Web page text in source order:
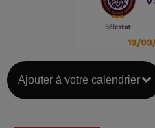
Ajouter à votre calendrier